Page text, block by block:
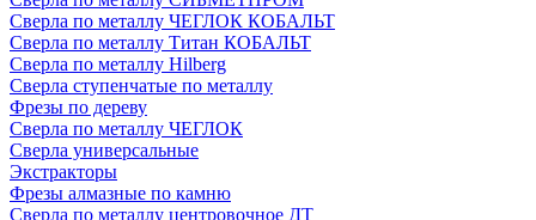
Сверла по металлу ЧЕГЛОК КОБАЛЬТ
Сверла по металлу Титан КОБАЛЬТ
Сверла по металлу Hilberg
Сверла ступенчатые по металлу
Фрезы по дереву
Сверла по металлу ЧЕГЛОК
Сверла универсальные
Экстракторы
Фрезы алмазные по камню
Сверла по металлу центровочное ДТ